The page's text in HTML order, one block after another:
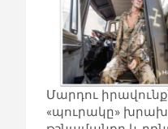
Մարդու
«պուրակը»